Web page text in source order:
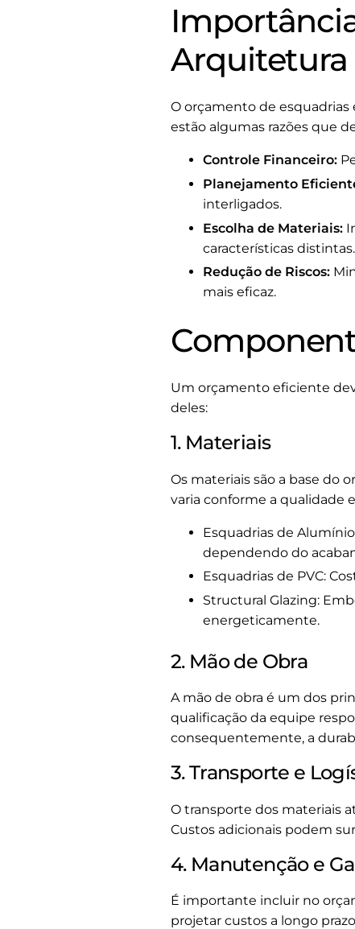
Arquitetura
O orçamento de
estão algumas razões que
Controle Financeiro:
Planejamento
interligados.
Escolha de Materiais:
características distintas.
Redução de Riscos:
mais eficaz.
Um orçamento eficiente
deles:
1. Materiais
Os materiais são a base do
varia conforme a qualidade
Esquadrias de
dependendo do
Esquadrias de PVC:
Structural Glazing:
energeticamente.
2. Mão de Obra
A mão de obra é um dos
qualificação da equipe
consequentemente, a
3. Transporte e
O transporte dos materiais
Custos adicionais podem
4. Manutenção e
É importante incluir no
projetar custos a longo